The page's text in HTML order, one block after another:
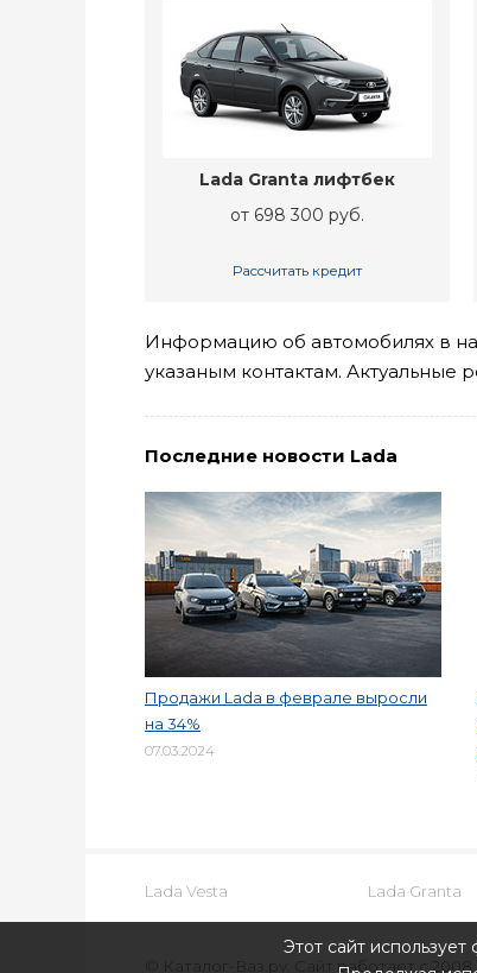
Lada Granta лифтбек
от 698 300 руб.
Рассчитать кредит
Информацию об автомобилях в
указаным контактам.
Последние новости Lada
Продажи Lada в феврале выросли
на 34%
07.03.2024
Lada Vesta Lada Granta
© Каталог-Ваз.ру. Сайт работает с 2008
Этот сайт